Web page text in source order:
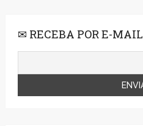
✉ RECEBA POR E-MAIL